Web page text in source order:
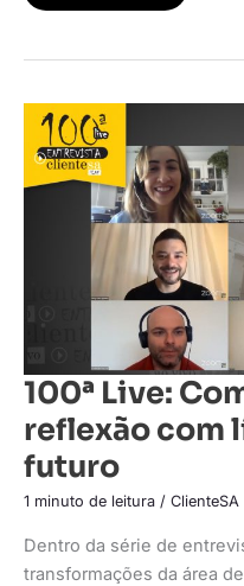
100ª Live:
reflexão com
futuro
1 minuto de leitura / ClienteSA
Dentro da série de
transformações da área
100ª
Live:
Comemoração
e
reflexão
com
líderes
sobre
futuro